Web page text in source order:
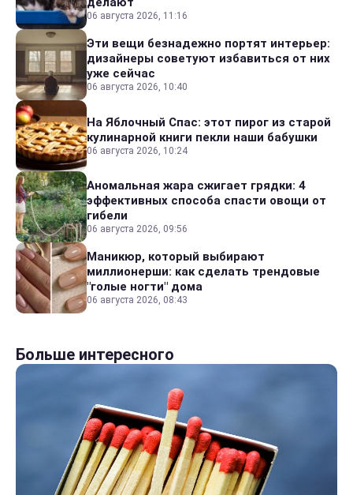
06 августа 2026, 11:16
Эти вещи безнадежно портят интерьер:
дизайнеры советуют избавиться от них
уже сейчас
06 августа 2026, 10:40
На Яблочный Спас: этот пирог из старой
кулинарной книги пекли наши бабушки
06 августа 2026, 10:24
Аномальная жара сжигает грядки: 4
эффективных способа спасти овощи от
гибели
06 августа 2026, 09:56
Маникюр, который выбирают
миллионерши: как сделать трендовые
"голые ногти" дома
06 августа 2026, 08:43
Больше интересного